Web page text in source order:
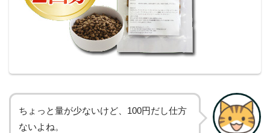
ちょっと量が少ないけど、100円だし仕方
ないよね。